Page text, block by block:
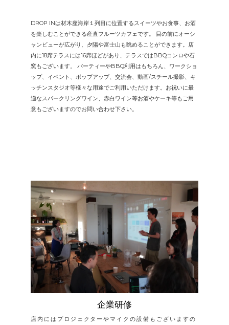
DROP INは材木座海岸１列目に位置するスイーツやお食事、お酒
を楽しむことができる産直フルーツカフェです。 目の前にオーシ
ャンビューが広がり、夕陽や富士山も眺めることができます。店
内に18席テラスには16席ほどがあり、テラスではBBQコンロや石
窯もございます。 パーティーやBBQ利用はもちろん、ワークショ
ップ、イベント、ポップアップ、交流会、動画/スチール撮影、キ
ッチンスタジオ等様々な用途でご利用いただけます。お祝いに最
適なスパークリングワイン、赤白ワイン等お酒やケーキ等もご用
意もございますのでお問い合わせ下さい。
企業研修
店内にはプロジェクターやマイクの設備もございますの